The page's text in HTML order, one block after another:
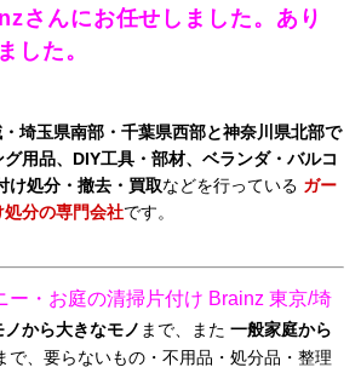
さんにお任せしました。あり
した。
埼玉県南部・千葉県西部と神奈川県北部で
用品、DIY工具・部材、ベランダ・バルコ
け処分・撤去・買取などを行っている ガー
分の専門会社です。
ー・お庭の清掃片付け Brainz 東京/埼
から大きなモノ まで、また 一般家庭から
で、要らないもの・不用品・処分品・整理